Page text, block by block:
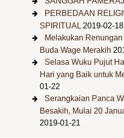
PERBEDAAN
SPIRITUAL 2019-02-18
Melakukan
Buda Wage Merakih
Selasa Wuku Pujut
Hari yang Baik untuk
01-22
Serangkaian Panca
Besakih, Mulai 20
2019-01-21